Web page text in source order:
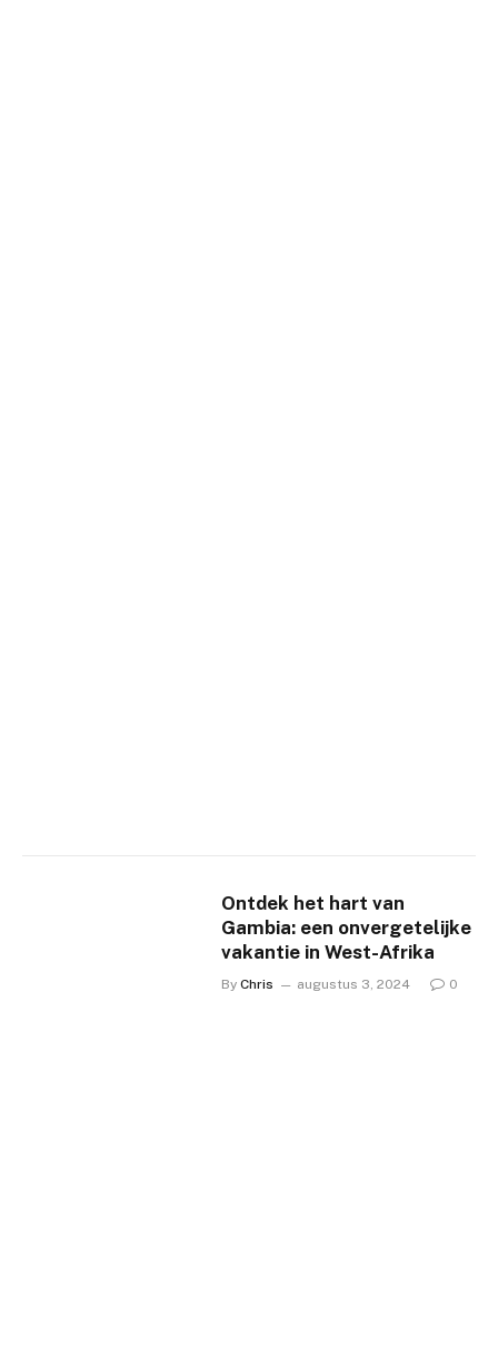
Ontdek het hart van
Gambia: een onvergetelijke
vakantie in West-Afrika
By Chris augustus 3, 2024 0